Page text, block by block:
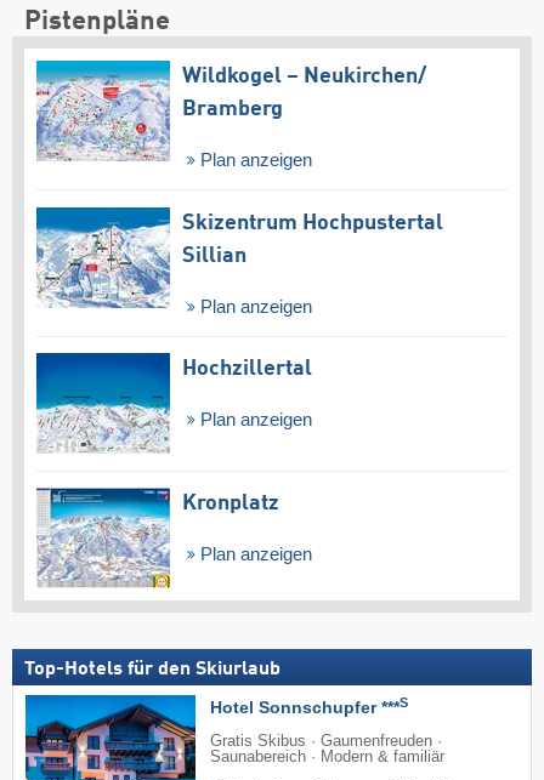
Pistenpläne
Wildkogel – Neukirchen/​
Bramberg
Plan anzeigen
Skizentrum Hochpustertal
Sillian
Plan anzeigen
Hochzillertal
Plan anzeigen
Kronplatz
Plan anzeigen
Top-Hotels für den Skiurlaub
Hotel Sonnschupfer ***S
Gratis Skibus · Gaumenfreuden ·
Saunabereich · Modern & familiär